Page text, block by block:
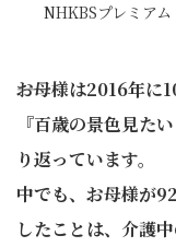
NHKBSプレミアム
――お母様は2016年
『百歳の景色見た
り返っています。
中でも、お母様が
したことは、介護